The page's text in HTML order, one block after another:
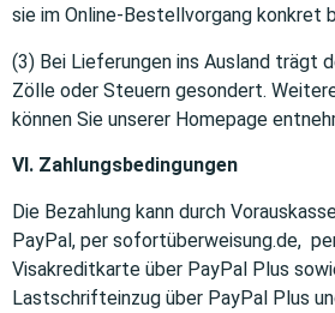
sie im Online-Bestellvorgang konkret
(3) Bei Lieferungen ins Ausland trägt
Zölle oder Steuern gesondert.
können Sie unserer Homepage
VI. Zahlungsbedingungen
Die Bezahlung kann durch
PayPal, per sofortüberweisung.de,
Visakreditkarte über PayPal Plus
Lastschrifteinzug über PayPal Plus